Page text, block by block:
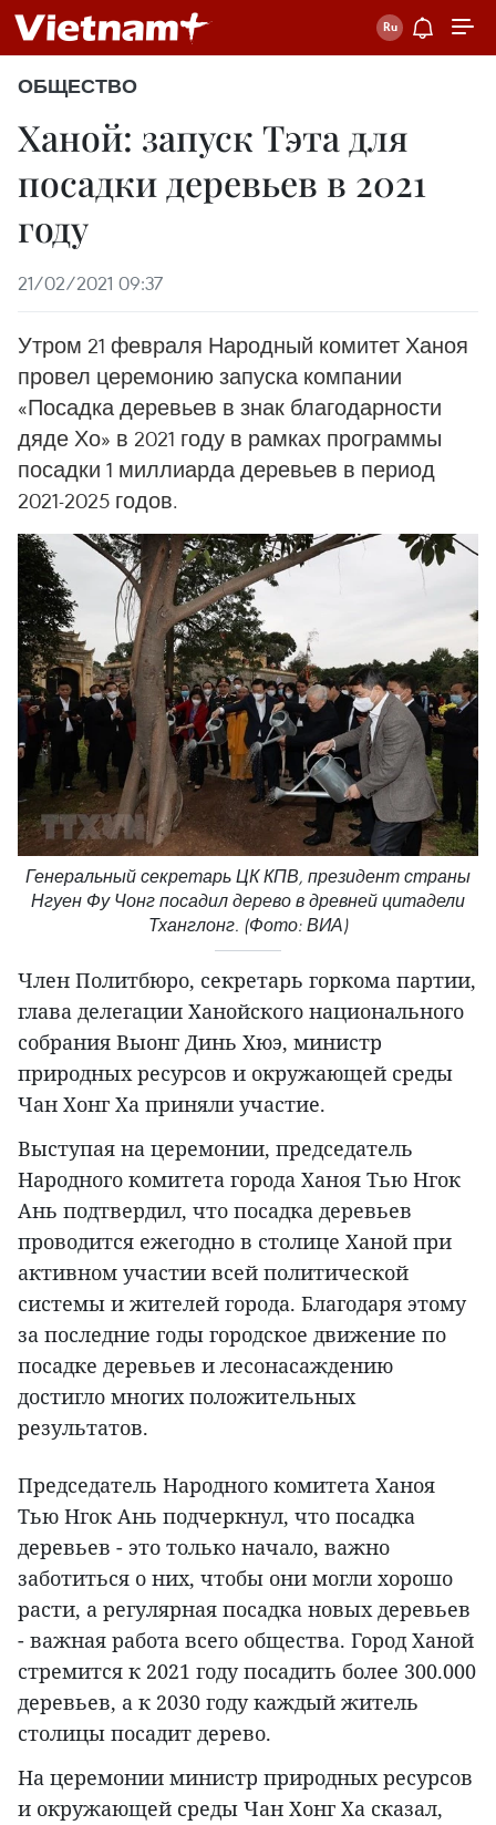
ОБЩЕСТВО
Ханой: запуск Tэта для
посадки деревьев в 2021
году
21/02/2021 09:37
Утром 21 февраля Народный комитет Ханоя
провел церемонию запуска компании
«Посадка деревьев в знак благодарности
дяде Хо» в 2021 году в рамках программы
посадки 1 миллиарда деревьев в период
2021-2025 годов.
Генеральный секретарь ЦК КПВ, президент страны
Нгуен Фу Чонг посадил дерево в древней цитадели
Тханглонг. (Фото: ВИА)
Член Политбюро, секретарь горкома партии,
глава делегации Ханойского национального
собрания Выонг Динь Хюэ, министр
природных ресурсов и окружающей среды
Чан Хонг Ха приняли участие.
Выступая на церемонии, председатель
Народного комитета города Ханоя Тью Нгок
Ань подтвердил, что посадка деревьев
проводится ежегодно в столице Ханой при
активном участии всей политической
системы и жителей города. Благодаря этому
за последние годы городское движение по
посадке деревьев и лесонасаждению
достигло многих положительных
результатов.
Председатель Народного комитета Ханоя
Тью Нгок Ань подчеркнул, что посадка
деревьев - это только начало, важно
заботиться о них, чтобы они могли хорошо
расти, а регулярная посадка новых деревьев
- важная работа всего общества. Город Ханой
стремится к 2021 году посадить более 300.000
деревьев, а к 2030 году каждый житель
столицы посадит дерево.
На церемонии министр природных ресурсов
и окружающей среды Чан Хонг Ха сказал,